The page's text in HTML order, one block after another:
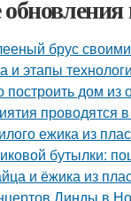
брус
и этапы
построить дом
проводятся
ежика из
бутылки:
и ёжика из